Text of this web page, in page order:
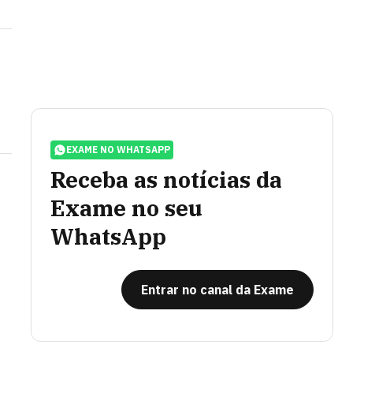
EXAME NO WHATSAPP
Receba as notícias da
Exame no seu
WhatsApp
Entrar no canal da Exame